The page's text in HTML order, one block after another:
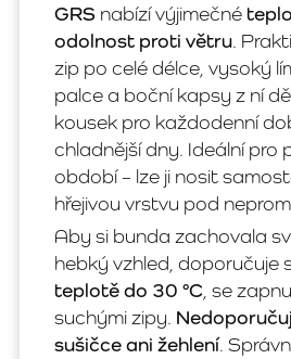
GRS nabízí výjimečné
odolnost proti větru.
zip po celé délce, vysoký
palce a boční kapsy z ní
kousek pro každodenní
chladnější dny. Ideální pro
období – lze ji nosit
hřejivou vrstvu pod
Aby si bunda zachovala
hebký vzhled, doporučuje
teplotě do 30 °C , se
suchými zipy.
sušičce ani žehlení.